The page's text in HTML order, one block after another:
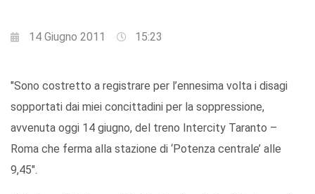
14 Giugno 2011 15:23
"Sono costretto a registrare per l’ennesima volta i disagi
sopportati dai miei concittadini per la soppressione,
avvenuta oggi 14 giugno, del treno Intercity Taranto –
Roma che ferma alla stazione di ‘Potenza centrale’ alle
9,45".